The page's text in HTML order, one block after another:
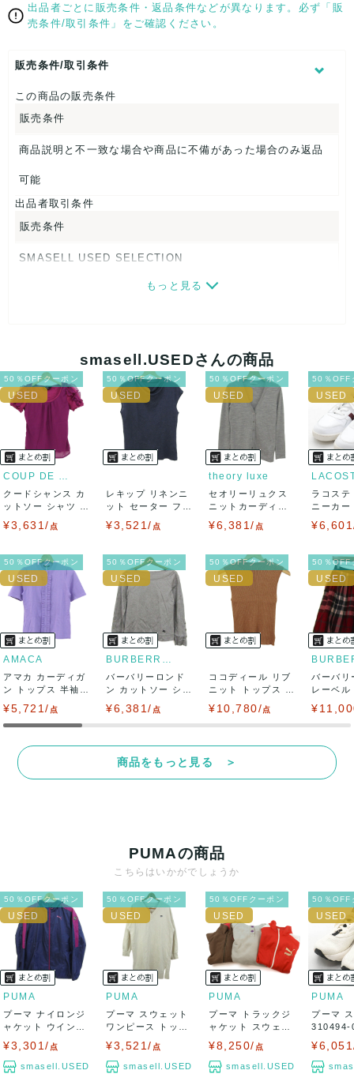
【 サイズ・容量 】
肩幅：約35cm
身幅：約40cm
なし
出品者ごとに販売条件・返品条件などが異なります。必ず「販
売条件/取引条件」をご確認ください。
販売条件/取引条件
この商品の販売条件
販売条件
商品説明と不一致な場合や商品に不備があった場合のみ返品
可能
出品者取引条件
販売条件
SMASELL USED SELECTION
画像ダウンロードなので、転売にも最適♪
ネコポスの場合は日時指定ができませんので、ご了承下さい
ませ。
USED品に関しましては、見る方によって状態の価値観が異な
りますので、トラブルを避けるため、神経質な方や完璧な商
品を求められる方は御購入をお控えください。
また商品には細心の注意をはらっておりますが、何かござい
ましたら、レビュー記載前に必ずコメント欄よりご連絡お願
い致します。対応できることがあれば、誠意をもって対応致
します。
また並行輸入品もございますので、真贋方法などお答えでき
ない場合もございます。
万が一、購入後に偽造品等が発覚しましたら、返品・返金に
決済方法
送料：¥1,650 (見込み)
送料表を確認する
出荷目安：5営業日以内
出荷予定日：なるべく最短で発送致します。
兵庫県から出荷
もっと見る
smasell.USEDさんの商品
50％OFFクーポン
COUP DE CHANCE
クードシャンス カ
ットソー シャツ 半
¥3,631/ 点
50％OFFクーポン
レキップ リネンニ
ット セーター フレ
¥3,521/ 点
50％OFFクーポン
theory luxe
セオリーリュクス
ニットカーディガ
¥6,381/ 点
50％OFF
ラコステ
ニーカ
50％OFFクーポン
AMACA
アマカ カーディガ
ン トップス 半袖
¥5,721/ 点
50％OFFクーポン
BURBERRY LONDON
バーバリーロンド
ン カットソー シャ
¥6,381/ 点
50％OFFクーポン
ココディール リブ
ニット トップス ノ
¥10,780/点
50％OFF
バーバリ
レーベル
商品をもっと見る ＞
PUMAの商品
こちらはいかがでしょうか
50％OFFクーポン
PUMA
プーマ ナイロンジ
ャケット ウインド
¥3,301/ 点
smasell.USED
50％OFFクーポン
PUMA
プーマ スウェット
ワンピース トップ
¥3,521/ 点
smasell.USED
50％OFFクーポン
PUMA
プーマ トラックジ
ャケット スウェッ
¥8,250/ 点
smasell.USED
50％OFF
PUMA
プーマ
310494-